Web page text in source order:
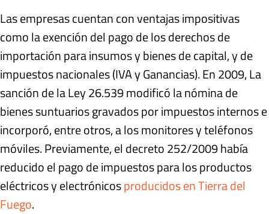
Las empresas cuentan con ventajas impositivas
como la exención del pago de los derechos de
importación para insumos y bienes de capital, y de
impuestos nacionales (IVA y Ganancias). En 2009, La
sanción de la Ley 26.539 modificó la nómina de
bienes suntuarios gravados por impuestos internos e
incorporó, entre otros, a los monitores y teléfonos
móviles. Previamente, el decreto 252/2009 había
reducido el pago de impuestos para los productos
eléctricos y electrónicosproducidos en Tierra del
Fuego.